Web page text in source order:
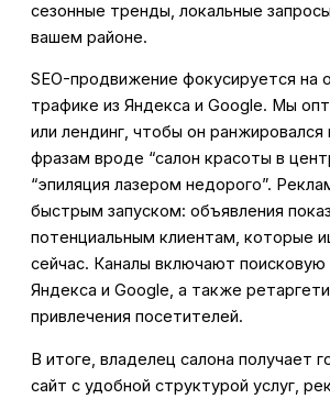
сезонные тренды, локальные
вашем районе.
SEO-продвижение фокусируется на
трафике из Яндекса и Google. Мы
или лендинг, чтобы он
фразам вроде “салон красоты в
“эпиляция лазером недорого”.
быстрым запуском: объявления
потенциальным клиентам, которые
сейчас. Каналы включают
Яндекса и Google, а также
привлечения посетителей.
В итоге, владелец салона получает
сайт с удобной структурой услуг,